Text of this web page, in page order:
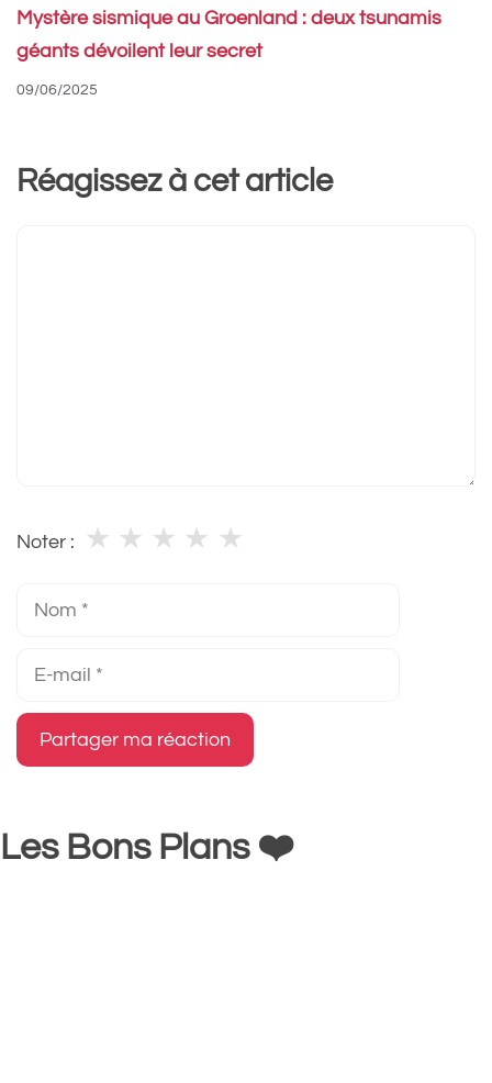
Mystère sismique au Groenland : deux tsunamis
géants dévoilent leur secret
09/06/2025
Réagissez à cet article
Noter : ★
★
★
★
★
Les Bons Plans ❤️